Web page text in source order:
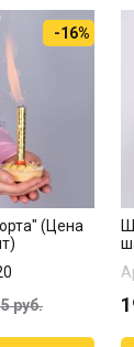
-16%
(Цена
руб.